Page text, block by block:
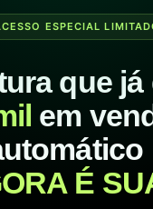
ESPECIAL
que já
em
É